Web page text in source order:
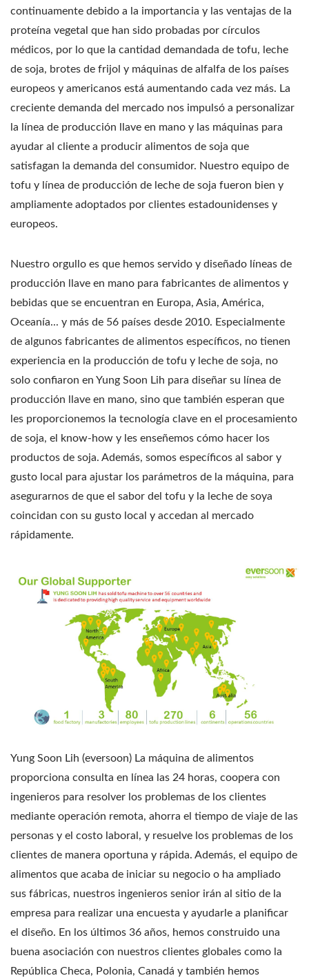
continuamente debido a la importancia y las ventajas de la
proteína vegetal que han sido probadas por círculos
médicos, por lo que la cantidad demandada de tofu, leche
de soja, brotes de frijol y máquinas de alfalfa de los países
europeos y americanos está aumentando cada vez más. La
creciente demanda del mercado nos impulsó a personalizar
la línea de producción llave en mano y las máquinas para
ayudar al cliente a producir alimentos de soja que
satisfagan la demanda del consumidor. Nuestro equipo de
tofu y línea de producción de leche de soja fueron bien y
ampliamente adoptados por clientes estadounidenses y
europeos.
Nuestro orgullo es que hemos servido y diseñado líneas de
producción llave en mano para fabricantes de alimentos y
bebidas que se encuentran en Europa, Asia, América,
Oceanía... y más de 56 países desde 2010. Especialmente
de algunos fabricantes de alimentos específicos, no tienen
experiencia en la producción de tofu y leche de soja, no
solo confiaron en Yung Soon Lih para diseñar su línea de
producción llave en mano, sino que también esperan que
les proporcionemos la tecnología clave en el procesamiento
de soja, el know-how y les enseñemos cómo hacer los
productos de soja. Además, somos específicos al sabor y
gusto local para ajustar los parámetros de la máquina, para
asegurarnos de que el sabor del tofu y la leche de soya
coincidan con su gusto local y accedan al mercado
rápidamente.
Yung Soon Lih (eversoon) La máquina de alimentos
proporciona consulta en línea las 24 horas, coopera con
ingenieros para resolver los problemas de los clientes
mediante operación remota, ahorra el tiempo de viaje de las
personas y el costo laboral, y resuelve los problemas de los
clientes de manera oportuna y rápida. Además, el equipo de
alimentos que acaba de iniciar su negocio o ha ampliado
sus fábricas, nuestros ingenieros senior irán al sitio de la
empresa para realizar una encuesta y ayudarle a planificar
el diseño. En los últimos 36 años, hemos construido una
buena asociación con nuestros clientes globales como la
República Checa, Polonia, Canadá y también hemos